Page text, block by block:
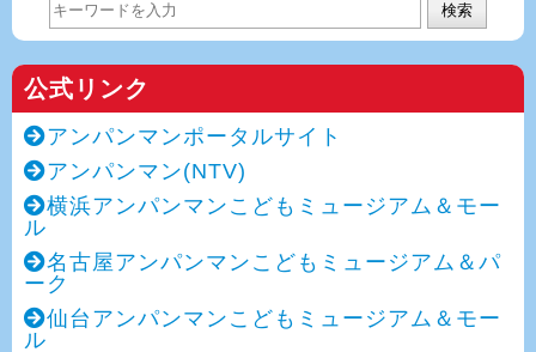
検索
公式リンク
アンパンマンポータルサイト
アンパンマン(NTV)
横浜アンパンマンこどもミュージアム＆モー
ル
名古屋アンパンマンこどもミュージアム＆パ
ーク
仙台アンパンマンこどもミュージアム＆モー
ル